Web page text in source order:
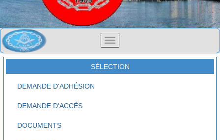
SÉLECTION
DEMANDE D'ADHÉSION
DEMANDE D'ACCÈS
DOCUMENTS